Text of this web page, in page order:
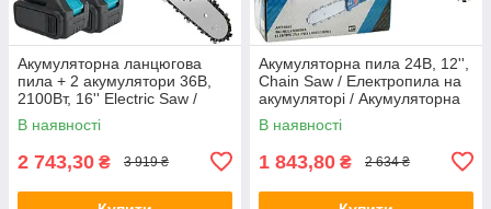
Акумуляторна ланцюгова
пила + 2 акумулятори 36В,
2100Вт, 16'' Electric Saw /
Електропила / Пила на
акумуляторі
В наявності
2 743,30 ₴ 3 919 ₴
Акумуляторна пила 24В, 12'',
Chain Saw / Електропила на
акумуляторі / Акумуляторна
ланцюгова пила
В наявності
1 843,80 ₴ 2 634 ₴